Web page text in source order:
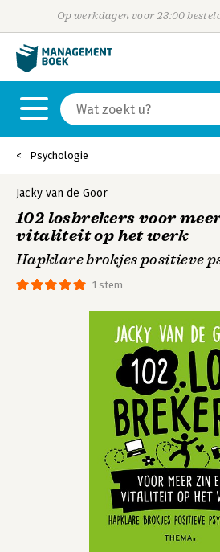
Op werkdagen voor 23:00
Psychologie
1 stem
Jacky van de Goor
102 losbrekers voor
vitaliteit op het werk
Hapklare brokjes positieve